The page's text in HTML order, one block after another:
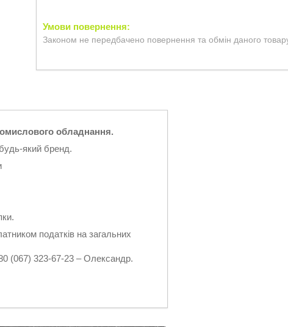
Законом не передбачено повернення та обмін даного
обладнання.
який бренд.
податків на загальних
(067) 323-67-23 – Олександр.